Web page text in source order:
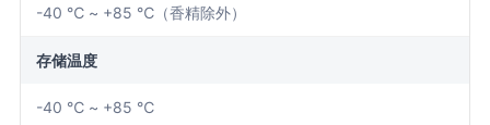
-40 ℃ ~ +85 ℃（香精除外）
存储温度
-40 ℃ ~ +85 ℃